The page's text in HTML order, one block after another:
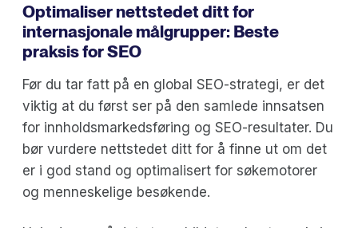
Optimaliser nettstedet ditt for
internasjonale målgrupper: Beste
praksis for SEO
Før du tar fatt på en global SEO-strategi, er det
viktig at du først ser på den samlede innsatsen
for innholdsmarkedsføring og SEO-resultater. Du
bør vurdere nettstedet ditt for å finne ut om det
er i god stand og optimalisert for søkemotorer
og menneskelige besøkende.